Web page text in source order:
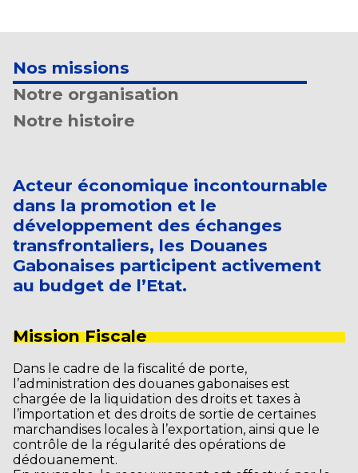
Nos missions
Notre organisation
Notre histoire
Acteur économique incontournable
dans la promotion et le
développement des échanges
transfrontaliers, les Douanes
Gabonaises participent activement
au budget de l’Etat.
Mission Fiscale
Dans le cadre de la fiscalité de porte,
l’administration des douanes gabonaises est
chargée de la liquidation des droits et taxes à
l’importation et des droits de sortie de certaines
marchandises locales à l’exportation, ainsi que le
contrôle de la régularité des opérations de
dédouanement.